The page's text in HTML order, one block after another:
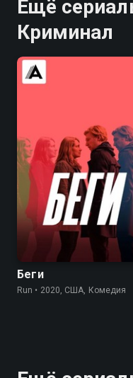
Ещё
Криминал
6.5 6.2
Беги
Run • 2020, США, Комедия